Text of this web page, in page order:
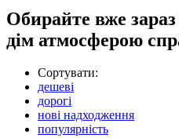
Обирайте вже зараз
дім атмосферою
Сортувати:
дешеві
дорогі
нові надходження
популярність